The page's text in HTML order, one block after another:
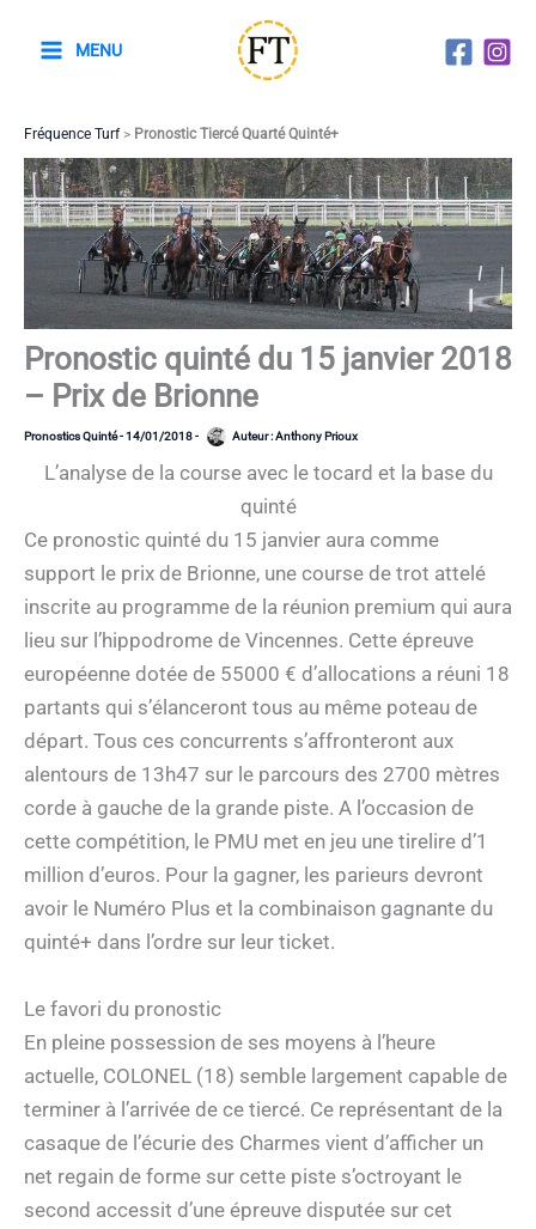
MENU
Fréquence Turf> Pronostic Tiercé Quarté Quinté+
Pronostic quinté du 15 janvier 2018
– Prix de Brionne
Pronostics Quinté-14/01/2018- Auteur :Anthony Prioux
L’analyse de la course avec le tocard et la base du
quinté
Ce pronostic quinté du 15 janvier aura comme
support le prix de Brionne, une course de trot attelé
inscrite au programme de la réunion premium qui aura
lieu sur l’hippodrome de Vincennes. Cette épreuve
européenne dotée de 55000 € d’allocations a réuni 18
partants qui s’élanceront tous au même poteau de
départ. Tous ces concurrents s’affronteront aux
alentours de 13h47 sur le parcours des 2700 mètres
corde à gauche de la grande piste. A l’occasion de
cette compétition, le PMU met en jeu une tirelire d’1
million d’euros. Pour la gagner, les parieurs devront
avoir le Numéro Plus et la combinaison gagnante du
quinté+ dans l’ordre sur leur ticket.
Le favori du pronostic
En pleine possession de ses moyens à l’heure
actuelle, COLONEL (18) semble largement capable de
terminer à l’arrivée de ce tiercé. Ce représentant de la
casaque de l’écurie des Charmes vient d’afficher un
net regain de forme sur cette piste s’octroyant le
second accessit d’une épreuve disputée sur cet